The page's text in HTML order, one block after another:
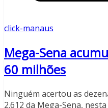
click-manaus
Mega-Sena
60 milhões
Ninguém acertou as
2.612 da Mega-Sena,